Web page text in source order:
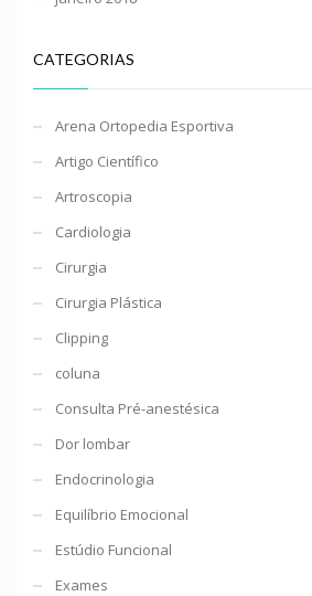
CATEGORIAS
Arena Ortopedia Esportiva
Artigo Científico
Artroscopia
Cardiologia
Cirurgia
Cirurgia Plástica
Clipping
coluna
Consulta Pré-anestésica
Dor lombar
Endocrinologia
Equilíbrio Emocional
Estúdio Funcional
Exames